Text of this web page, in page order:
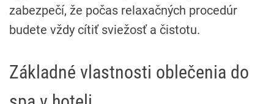
zabezpečí, že počas relaxačných procedúr
budete vždy cítiť sviežosť a čistotu.
Základné vlastnosti oblečenia do